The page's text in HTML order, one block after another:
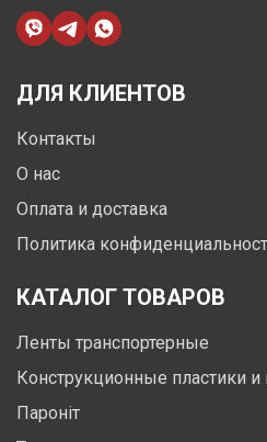
ДЛЯ КЛИЕНТОВ
Контакты
О нас
Оплата и доставка
Политика
КАТАЛОГ ТОВАРОВ
Ленты транспортерные
Конструкционные пластики
Пароніт